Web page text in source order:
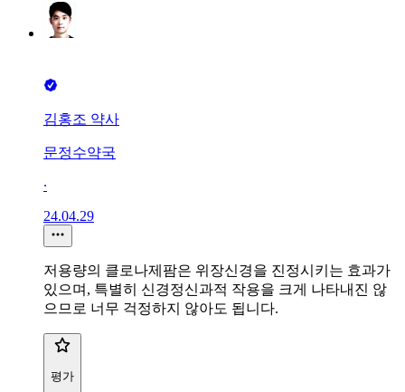
김홍조 약사
문정수약국
∙
24.04.29
저용량의 클로나제팜은 위장신경을 진정시키는 효과가
있으며, 특별히 신경정신과적 작용을 크게 나타내진 않
으므로 너무 걱정하지 않아도 됩니다.
평가